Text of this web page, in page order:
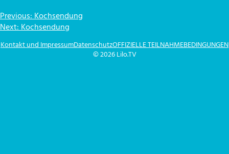
BEITRAGSNAVIGATION
Previous:Kochsendung
Next:Kochsendung
© 2026 Lilo.TV
Kontakt und ImpressumDatenschutzOFFIZIELLE TEILNAHMEBEDINGUNGEN